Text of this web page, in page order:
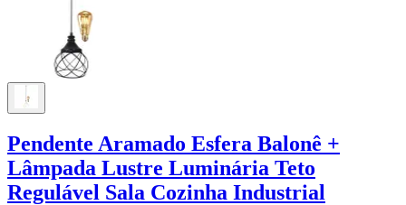
Pendente Aramado Esfera Balonê +
Lâmpada Lustre Luminária Teto
Regulável Sala Cozinha Industrial